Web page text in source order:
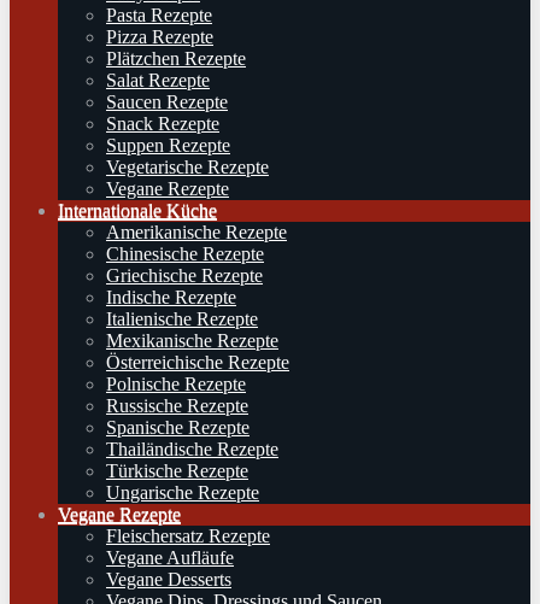
Pasta Rezepte
Pizza Rezepte
Plätzchen Rezepte
Salat Rezepte
Saucen Rezepte
Snack Rezepte
Suppen Rezepte
Vegetarische Rezepte
Vegane Rezepte
Internationale Küche
Amerikanische Rezepte
Chinesische Rezepte
Griechische Rezepte
Indische Rezepte
Italienische Rezepte
Mexikanische Rezepte
Österreichische Rezepte
Polnische Rezepte
Russische Rezepte
Spanische Rezepte
Thailändische Rezepte
Türkische Rezepte
Ungarische Rezepte
Vegane Rezepte
Fleischersatz Rezepte
Vegane Aufläufe
Vegane Desserts